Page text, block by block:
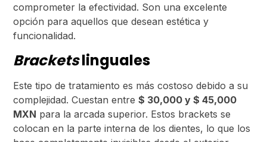
comprometer la efectividad. Son una excelente
opción para aquellos que desean estética y
funcionalidad.
Bracketslinguales
Este tipo de tratamiento es más costoso debido a su
complejidad. Cuestan entre$ 30,000 y $ 45,000
MXN para la arcada superior. Estos brackets se
colocan en la parte interna de los dientes, lo que los